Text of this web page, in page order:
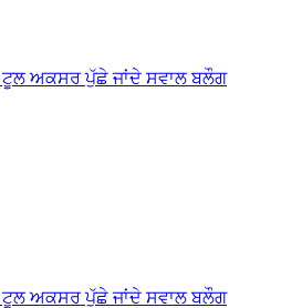
ਟੂਲ ਅਕਸਰ ਪੁੱਛੇ ਜਾਂਦੇ ਸਵਾਲਬਲੌਗ
ਟੂਲ ਅਕਸਰ ਪੁੱਛੇ ਜਾਂਦੇ ਸਵਾਲਬਲੌਗ